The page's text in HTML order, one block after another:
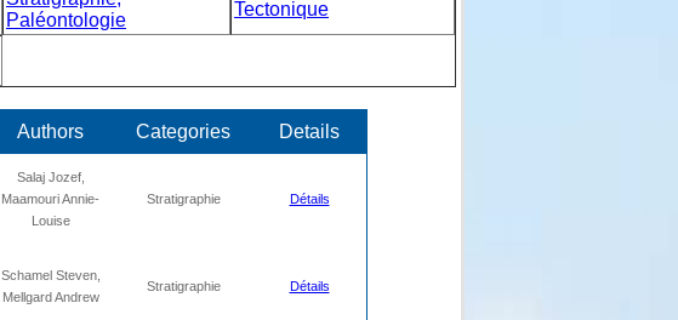
Paléontologie
Tectonique
Authors Categories Details
Salaj Jozef,
Maamouri Annie-
Louise
Stratigraphie Détails
Schamel Steven,
Mellgard Andrew
Stratigraphie Détails